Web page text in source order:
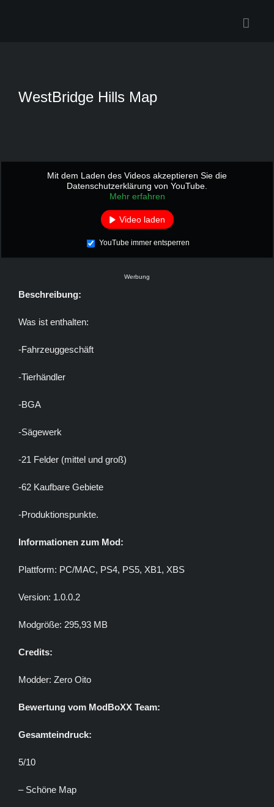
WestBridge Hills Map
Mit dem Laden des Videos akzeptieren Sie die
Datenschutzerklärung von YouTube.
Mehr erfahren
Video laden
YouTube immer entsperren
Werbung
Beschreibung:
Was ist enthalten:
-Fahrzeuggeschäft
-Tierhändler
-BGA
-Sägewerk
-21 Felder (mittel und groß)
-62 Kaufbare Gebiete
-Produktionspunkte.
Informationen zum Mod:
Plattform: PC/MAC, PS4, PS5, XB1, XBS
Version: 1.0.0.2
Modgröße: 295,93 MB
Credits:
Modder: Zero Oito
Bewertung vom ModBoXX Team:
Gesamteindruck:
5/10
– Schöne Map